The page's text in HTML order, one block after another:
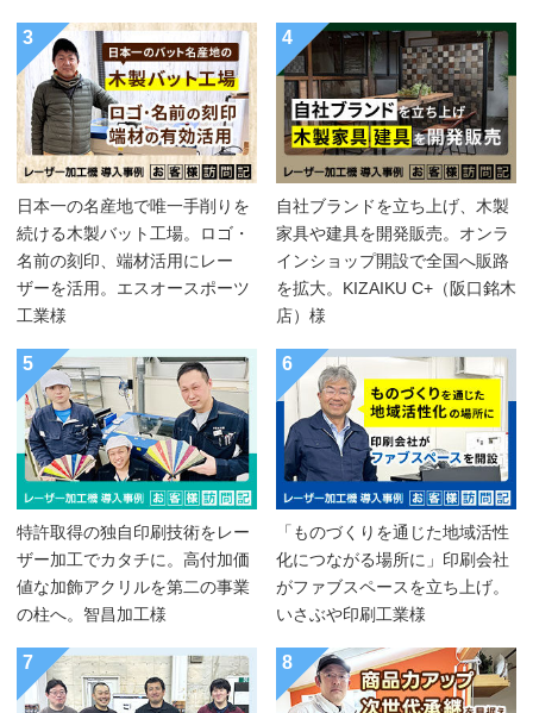
3
日本一の名産地で唯一手削りを
続ける木製バット工場。ロゴ・
名前の刻印、端材活用にレー
ザーを活用。エスオースポーツ
工業様
4
自社ブランドを立ち上げ、木製
家具や建具を開発販売。オンラ
インショップ開設で全国へ販路
を拡大。KIZAIKU C+（阪口銘木
店）様
5
特許取得の独自印刷技術をレー
ザー加工でカタチに。高付加価
値な加飾アクリルを第二の事業
の柱へ。智昌加工様
6
「ものづくりを通じた地域活性
化につながる場所に」印刷会社
がファブスペースを立ち上げ。
いさぶや印刷工業様
7 8